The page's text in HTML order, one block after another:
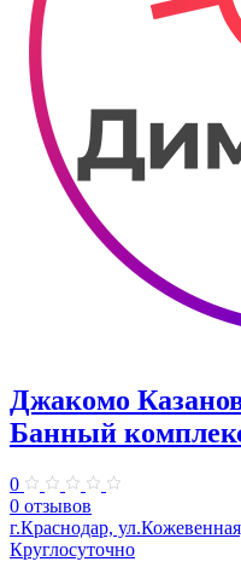
Джакомо
Банный
0
0 отзывов
г.Краснодар,
Круглосуточно